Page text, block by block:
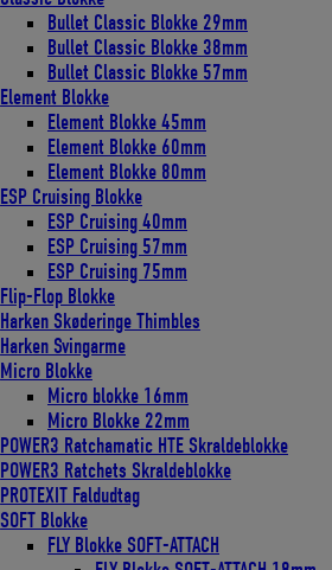
Bullet Classic Blokke 29mm
Bullet Classic Blokke 38mm
Bullet Classic Blokke 57mm
Element Blokke
Element Blokke 45mm
Element Blokke 60mm
Element Blokke 80mm
ESP Cruising Blokke
ESP Cruising 40mm
ESP Cruising 57mm
ESP Cruising 75mm
Flip-Flop Blokke
Harken Skøderinge Thimbles
Harken Svingarme
Micro Blokke
Micro blokke 16mm
Micro Blokke 22mm
POWER3 Ratchamatic HTE Skraldeblokke
POWER3 Ratchets Skraldeblokke
PROTEXIT Faldudtag
SOFT Blokke
FLY Blokke SOFT-ATTACH